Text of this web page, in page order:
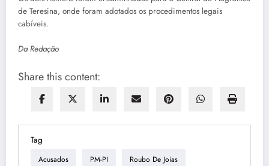
de Teresina, onde foram adotados os procedimentos legais
cabíveis.
Da Redação
Share this content:
Tag
Acusados PM-PI Roubo De Joias